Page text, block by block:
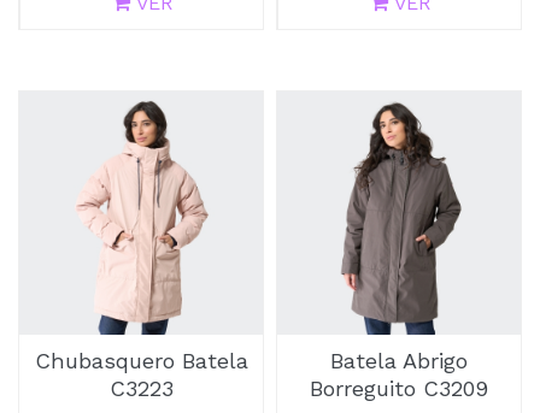
Chubasquero Batela
C3223
Batela Abrigo
Borreguito C3209